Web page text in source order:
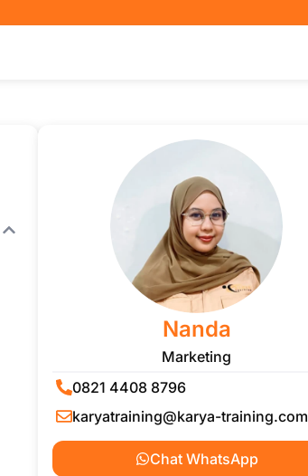
Nanda
Marketing
0821 4408 8796
karyatraining@karya-training.com
Chat WhatsApp